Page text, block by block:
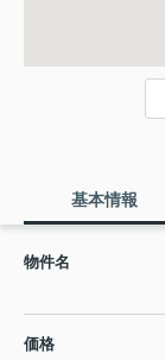
基本情報
物件名
価格